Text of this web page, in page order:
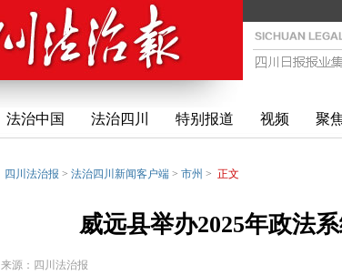
法治中国 法治四川 特别报道 视频 聚
四川法治报 > 法治四川新闻客户端 > 市州 > 正文
威远县举办2025年政法
来源： 四川法治报